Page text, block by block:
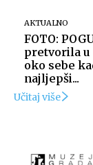
AKTUALNO
FOTO:
pretvorila u
oko sebe
najljepši...
Učitaj više